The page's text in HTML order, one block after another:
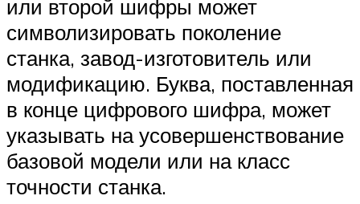
или второй шифры может
символизировать поколение
станка, завод-изготовитель или
модификацию. Буква, поставленная
в конце цифрового шифра, может
указывать на усовершенствование
базовой модели или на класс
точности станка.